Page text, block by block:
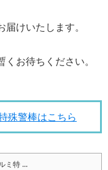
けいたします。
お待ちください。
殊警棒はこちら
ミ特 ...